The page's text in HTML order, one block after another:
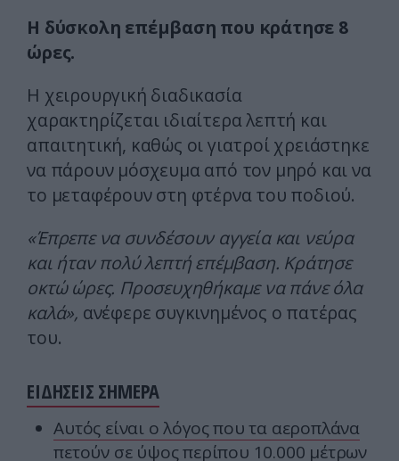
Η δύσκολη επέμβαση που κράτησε 8
ώρες.
Η χειρουργική διαδικασία
χαρακτηρίζεται ιδιαίτερα λεπτή και
απαιτητική, καθώς οι γιατροί χρειάστηκε
να πάρουν μόσχευμα από τον μηρό και να
το μεταφέρουν στη φτέρνα του ποδιού.
«Έπρεπε να συνδέσουν αγγεία και νεύρα
και ήταν πολύ λεπτή επέμβαση. Κράτησε
οκτώ ώρες. Προσευχηθήκαμε να πάνε όλα
καλά», ανέφερε συγκινημένος ο πατέρας
του.
ΕΙΔΗΣΕΙΣ ΣΗΜΕΡΑ
Αυτός είναι ο λόγος που τα αεροπλάνα
πετούν σε ύψος περίπου 10.000 μέτρων